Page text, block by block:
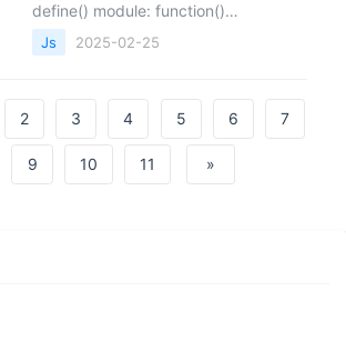
define() module: function()
zeroclipboard&nbsp;错误，通常与
&nbsp;ZeroClipboard&nbsp;库的加载
AMD（Asynchr
Js 2025-02-25
2 3 4 5 6 7
9 10 11 »